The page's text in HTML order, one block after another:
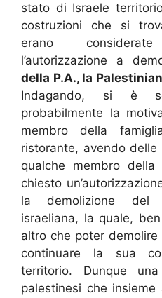
stato di Israele
costruzioni che si
erano
l’autorizzazione a
della P.A., la
Indagando, si è
probabilmente la
membro della
ristorante, avendo
qualche membro
chiesto
la demolizione del
israeliana, la quale,
altro che poter
continuare la sua
territorio. Dunque
palestinesi che